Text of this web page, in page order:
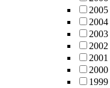
2005
2004
2003
2002
2001
2000
1999